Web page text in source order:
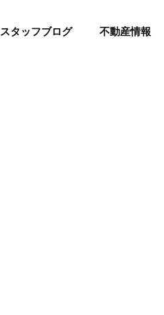
スタッフブログ 不動産情報